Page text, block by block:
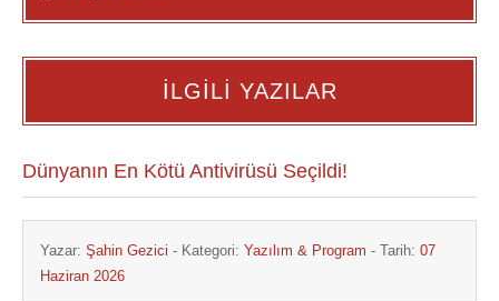
İLGİLİ YAZILAR
Dünyanın En Kötü Antivirüsü Seçildi!
Yazar: Şahin Gezici - Kategori: Yazılım & Program - Tarih: 07
Haziran 2026